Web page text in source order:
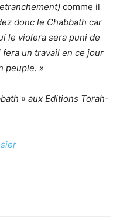
comme il
donc le Chabbath car
le violera sera puni de
un travail en ce jour
peuple. »
» aux Editions Torah-